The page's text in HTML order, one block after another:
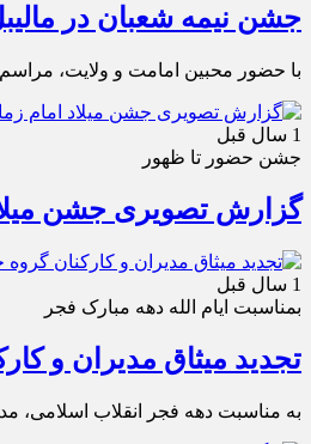
جشن نیمه شعبان در
با حضور محبین امامت و ولایت،
1 سال قبل
جشن حضور تا ظهور
گزارش تصویری جشن
1 سال قبل
بمناسبت ایام الله دهه مبارک فجر
تجدید میثاق مدیران و
به مناسبت دهه فجر انقلاب اسلامی،